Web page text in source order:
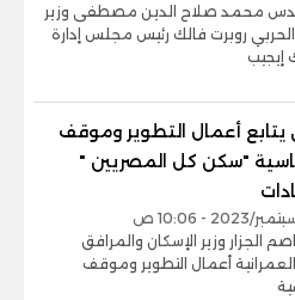
محمد صلاح الدين مصطفى وزير
الحربي روبرت فالك رئيس مجلس إدارة
إيجيب
يتابع أعمال التطوير وموقف
"سكن كل المصريين "
الجزار وزير الإسكان والمرافق
أعمال التطوير وموقف